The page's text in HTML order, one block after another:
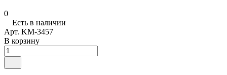
0
Есть в наличии
Арт. KM-3457
В корзину